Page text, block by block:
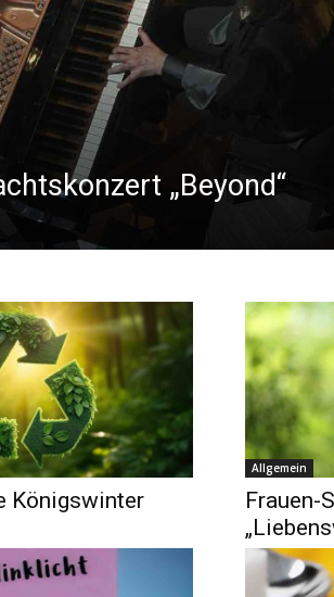
„Beyond“
Königswinter
Allgemein
Frauen-